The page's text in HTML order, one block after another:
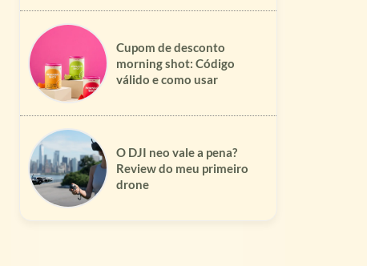
Cupom de desconto
morning shot: Código
válido e como usar
O DJI neo vale a pena?
Review do meu primeiro
drone